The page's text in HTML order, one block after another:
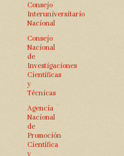
Consejo
Interuniversitario
Nacional
Consejo
Nacional
de
Investigaciones
Científicas
y
Técnicas
Agencia
Nacional
de
Promoción
Científica
y